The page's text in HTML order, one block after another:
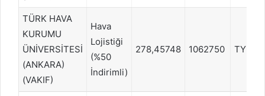
TÜRK HAVA
KURUMU
ÜNİVERSİTESİ
(ANKARA)
(VAKIF)
Hava
Lojistiği
(%50
İndirimli)
278,45748 1062750 TYT